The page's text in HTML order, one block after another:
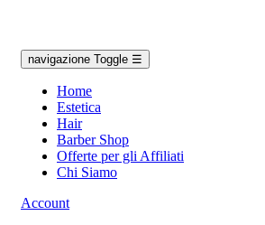
navigazione Toggle ☰
Home
Estetica
Hair
Barber Shop
Offerte per gli Affiliati
Chi Siamo
Account